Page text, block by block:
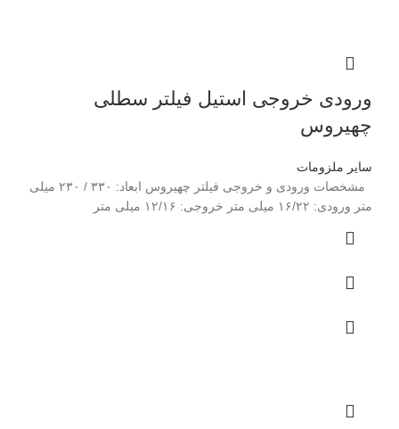
ورودی خروجی استیل فیلتر سطلی
چهیروس
سایر ملزومات
مشخصات ورودی و خروجی فیلتر چهیروس ابعاد: ۳۳۰ / ۲۳۰ میلی
متر ورودی: ۱۶/۲۲ میلی متر خروجی: ۱۲/۱۶ میلی متر